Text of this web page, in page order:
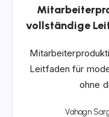
vollständige
Leitfaden für
ohne
Vahagn